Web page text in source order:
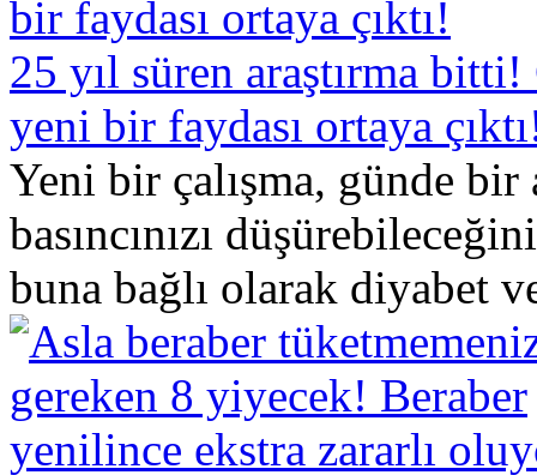
25 yıl süren araştırma
yeni bir faydası ortaya
Yeni bir çalışma, günde
basıncınızı
buna bağlı olarak diyabet